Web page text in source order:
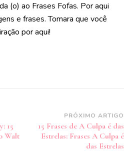
(o) ao Frases Fofas. Por aqui
e frases. Tomara que você
por aqui!
15
Walt
PRÓXIMO ARTIGO
15 Frases de A Culpa é das
Estrelas: Frases A Culpa é
das Estrelas